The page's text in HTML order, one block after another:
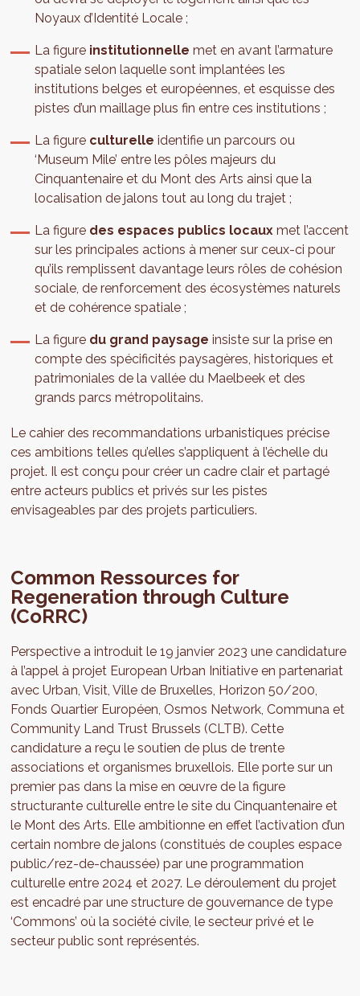
Noyaux d’Identité Locale ;
La figure institutionnelle met en avant l’armature
spatiale selon laquelle sont implantées les
institutions belges et européennes, et esquisse des
pistes d’un maillage plus fin entre ces institutions ;
La figure culturelle identifie un parcours ou
‘Museum Mile’ entre les pôles majeurs du
Cinquantenaire et du Mont des Arts ainsi que la
localisation de jalons tout au long du trajet ;
La figure des espaces publics locaux met l’accent
sur les principales actions à mener sur ceux-ci pour
qu’ils remplissent davantage leurs rôles de cohésion
sociale, de renforcement des écosystèmes naturels
et de cohérence spatiale ;
La figure du grand paysage insiste sur la prise en
compte des spécificités paysagères, historiques et
patrimoniales de la vallée du Maelbeek et des
grands parcs métropolitains.
Le cahier des recommandations urbanistiques précise
ces ambitions telles qu’elles s’appliquent à l’échelle du
projet. Il est conçu pour créer un cadre clair et partagé
entre acteurs publics et privés sur les pistes
envisageables par des projets particuliers.
Common Ressources for
Regeneration through Culture
(CoRRC)
Perspective a introduit le 19 janvier 2023 une candidature
à l’appel à projet European Urban Initiative en partenariat
avec Urban, Visit, Ville de Bruxelles, Horizon 50/200,
Fonds Quartier Européen, Osmos Network, Communa et
Community Land Trust Brussels (CLTB). Cette
candidature a reçu le soutien de plus de trente
associations et organismes bruxellois. Elle porte sur un
premier pas dans la mise en œuvre de la figure
structurante culturelle entre le site du Cinquantenaire et
le Mont des Arts. Elle ambitionne en effet l’activation d’un
certain nombre de jalons (constitués de couples espace
public/rez-de-chaussée) par une programmation
culturelle entre 2024 et 2027. Le déroulement du projet
est encadré par une structure de gouvernance de type
‘Commons’ où la société civile, le secteur privé et le
secteur public sont représentés.